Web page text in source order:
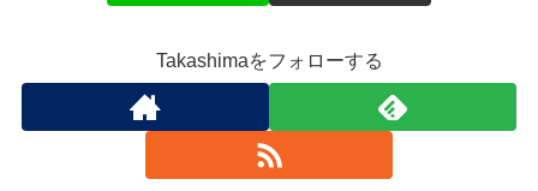
Takashimaをフォローする